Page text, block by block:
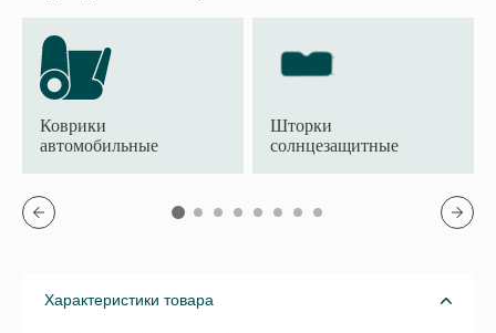
Коврики
автомобильные
Шторки
солнцезащитные
Характеристики товара